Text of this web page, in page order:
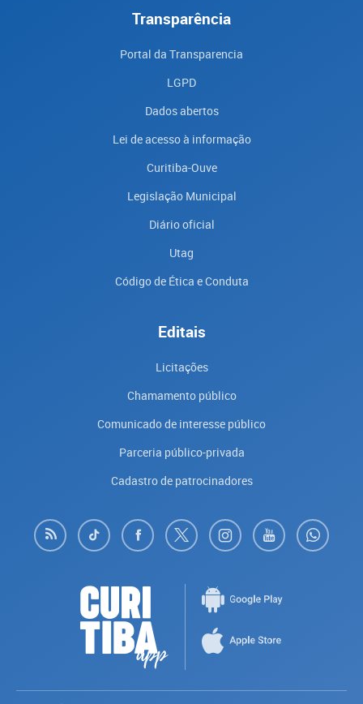
Transparência
Portal da Transparencia
LGPD
Dados abertos
Lei de acesso à informação
Curitiba-Ouve
Legislação Municipal
Diário oficial
Utag
Código de Ética e Conduta
Editais
Licitações
Chamamento público
Comunicado de interesse público
Parceria público-privada
Cadastro de patrocinadores